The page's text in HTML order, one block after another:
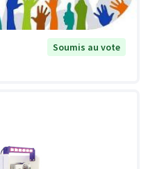
Soumis au vote